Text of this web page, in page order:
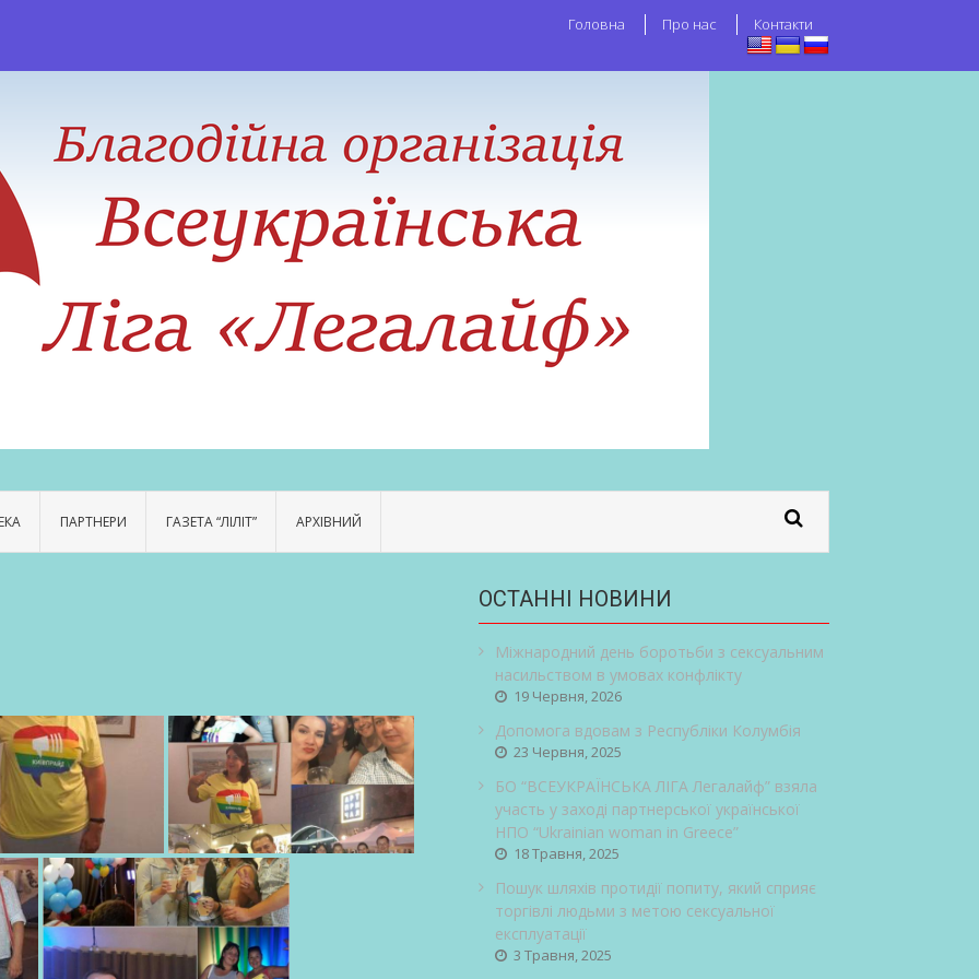
Головна Про нас Контакти
ПАРТНЕРИ ГАЗЕТА “ЛІЛІТ” АРХІВНИЙ
ОСТАННІ НОВИНИ
Міжнародний день боротьби з сексуальним
насильством в умовах конфлікту
19 Червня, 2026
Допомога вдовам з Республіки Колумбія
23 Червня, 2025
БО “ВСЕУКРАЇНСЬКА ЛІГА Легалайф” взяла
участь у заході партнерської української
НПО “Ukrainian woman in Greece”
18 Травня, 2025
Пошук шляхів протидії попиту, який сприяє
торгівлі людьми з метою сексуальної
експлуатації
3 Травня, 2025